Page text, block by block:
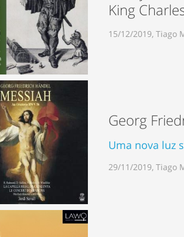
King
15/12/2019, Tiago
Georg
Uma nova luz
29/11/2019, Tiago